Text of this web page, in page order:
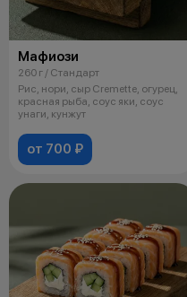
Мафиози
260 г / Стандарт
Рис, нори, сыр Cremette, огурец,
красная рыба, соус яки, соус
унаги, кунжут
от 700 ₽